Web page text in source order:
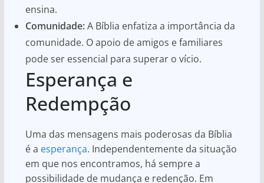
ensina.
Comunidade:A Bíblia enfatiza a importância da
comunidade. O apoio de amigos e familiares
pode ser essencial para superar o vício.
Esperança e
Redempção
Uma das mensagens mais poderosas da Bíblia
é a esperança. Independentemente da situação
em que nos encontramos, há sempre a
possibilidade de mudança e redenção. Em